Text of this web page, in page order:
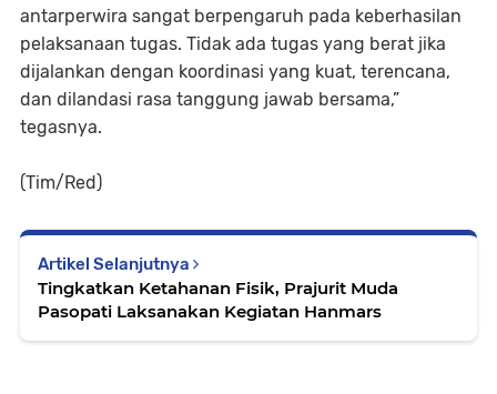
antarperwira sangat berpengaruh pada keberhasilan
pelaksanaan tugas. Tidak ada tugas yang berat jika
dijalankan dengan koordinasi yang kuat, terencana,
dan dilandasi rasa tanggung jawab bersama,”
tegasnya.
(Tim/Red)
Artikel Selanjutnya
Tingkatkan Ketahanan Fisik, Prajurit Muda
Pasopati Laksanakan Kegiatan Hanmars